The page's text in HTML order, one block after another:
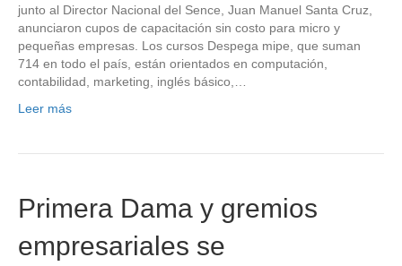
junto al Director Nacional del Sence, Juan Manuel Santa Cruz,
anunciaron cupos de capacitación sin costo para micro y
pequeñas empresas. Los cursos Despega mipe, que suman
714 en todo el país, están orientados en computación,
contabilidad, marketing, inglés básico,…
Leer más
Primera Dama y gremios
empresariales se